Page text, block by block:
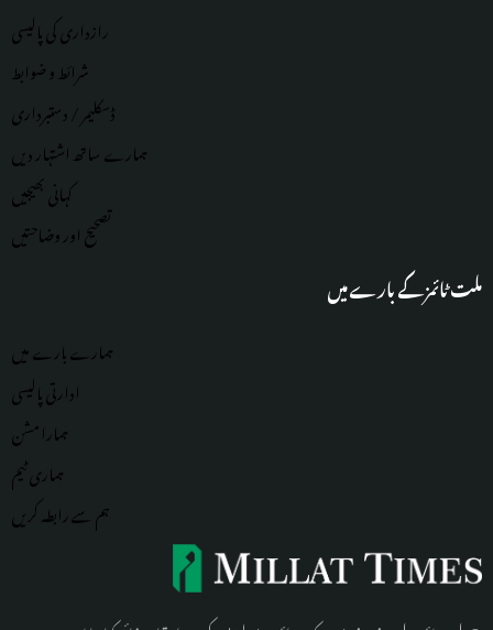
رازداری کی پالیسی
شرائط و ضوابط
ڈسکلیمر / دستبرداری
ہمارے ساتھ اشتہار دیں
کہانی بھیجیں
تصحیح اور وضاحتیں
ملت ٹائمز کے بارے میں
ہمارے بارے میں
ادارتی پالیسی
ہمارا مشن
ہماریٹیم
ہم سے رابطہ کریں